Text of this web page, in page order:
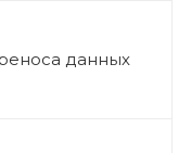
данных